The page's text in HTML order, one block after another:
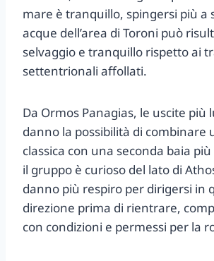
mare è tranquillo, spingersi più a
acque dell’area di Toroni può
selvaggio e tranquillo rispetto ai
settentrionali affollati.
Da Ormos Panagias, le uscite più
danno la possibilità di combinare
classica con una seconda baia più
il gruppo è curioso del lato di
danno più respiro per dirigersi in
direzione prima di rientrare,
con condizioni e permessi per la